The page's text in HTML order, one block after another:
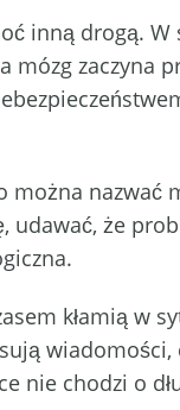
inną drogą.
mózg zaczyna
można nazwać
udawać, że
kłamią w
nie chodzi o